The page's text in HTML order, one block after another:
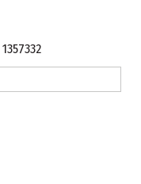
1357332